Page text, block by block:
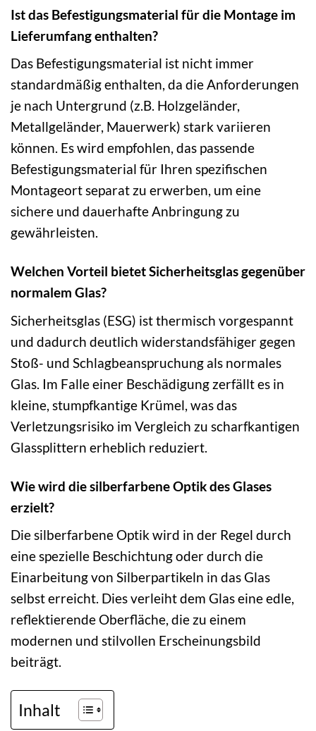
Ist das Befestigungsmaterial für die Montage im
Lieferumfang enthalten?
Das Befestigungsmaterial ist nicht immer
standardmäßig enthalten, da die Anforderungen
je nach Untergrund (z.B. Holzgeländer,
Metallgeländer, Mauerwerk) stark variieren
können. Es wird empfohlen, das passende
Befestigungsmaterial für Ihren spezifischen
Montageort separat zu erwerben, um eine
sichere und dauerhafte Anbringung zu
gewährleisten.
Welchen Vorteil bietet Sicherheitsglas gegenüber
normalem Glas?
Sicherheitsglas (ESG) ist thermisch vorgespannt
und dadurch deutlich widerstandsfähiger gegen
Stoß- und Schlagbeanspruchung als normales
Glas. Im Falle einer Beschädigung zerfällt es in
kleine, stumpfkantige Krümel, was das
Verletzungsrisiko im Vergleich zu scharfkantigen
Glassplittern erheblich reduziert.
Wie wird die silberfarbene Optik des Glases
erzielt?
Die silberfarbene Optik wird in der Regel durch
eine spezielle Beschichtung oder durch die
Einarbeitung von Silberpartikeln in das Glas
selbst erreicht. Dies verleiht dem Glas eine edle,
reflektierende Oberfläche, die zu einem
modernen und stilvollen Erscheinungsbild
beiträgt.
Inhalt